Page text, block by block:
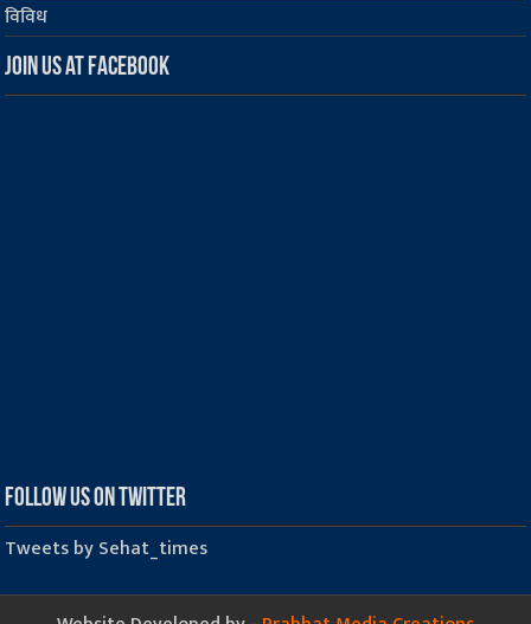
विविध
Join us at Facebook
Follow us on Twitter
Tweets by Sehat_times